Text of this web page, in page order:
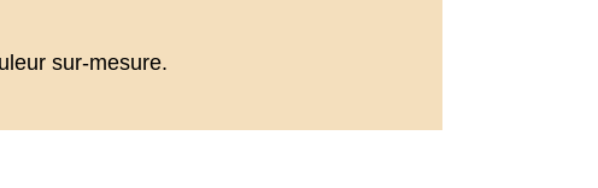
sur-mesure.